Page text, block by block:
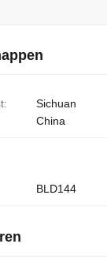
Sichuan
China
BLD144